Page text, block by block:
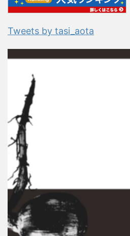
Tweets by tasi_aota